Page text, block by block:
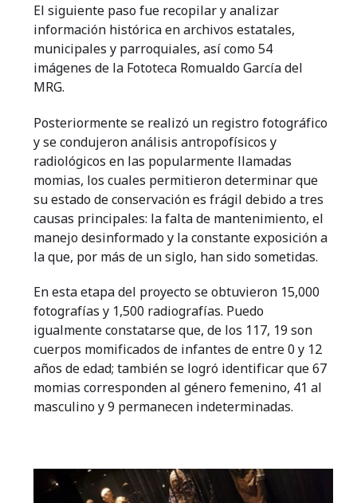
El siguiente paso fue recopilar y analizar
información histórica en archivos estatales,
municipales y parroquiales, así como 54
imágenes de la Fototeca Romualdo García del
MRG.
Posteriormente se realizó un registro fotográfico
y se condujeron análisis antropofísicos y
radiológicos en las popularmente llamadas
momias, los cuales permitieron determinar que
su estado de conservación es frágil debido a tres
causas principales: la falta de mantenimiento, el
manejo desinformado y la constante exposición a
la que, por más de un siglo, han sido sometidas.
En esta etapa del proyecto se obtuvieron 15,000
fotografías y 1,500 radiografías. Puedo
igualmente constatarse que, de los 117, 19 son
cuerpos momificados de infantes de entre 0 y 12
años de edad; también se logró identificar que 67
momias corresponden al género femenino, 41 al
masculino y 9 permanecen indeterminadas.